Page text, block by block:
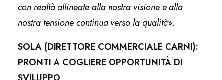
con realtà allineate alla nostra visione e alla
nostra tensione continua verso la qualità».
SOLA (DIRETTORE COMMERCIALE CARNI):
PRONTI A COGLIERE OPPORTUNITÀ DI
SVILUPPO